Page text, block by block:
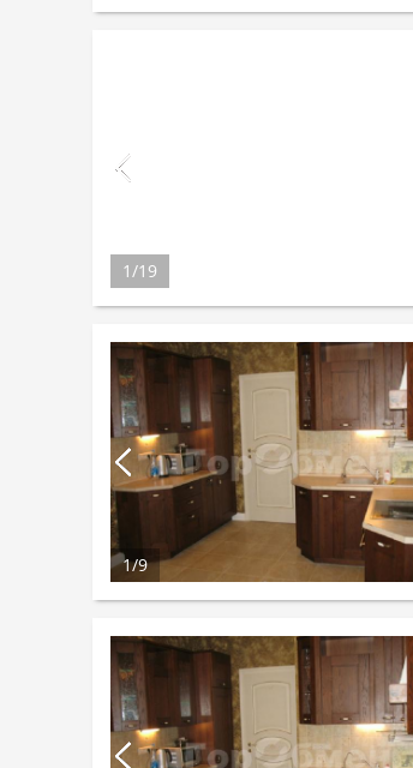
1/19
1/9